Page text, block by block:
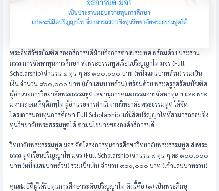
พระสิทธิวัชรบัณฑิต รองอธิการบดีฝ่ายกิจการต่างประเทศ พร้อมด้วย ประธาน
กรรมการจัดหาทุนการศึกษา ส่งพระธรรมทูตเรียนปริญญาโท มจร (Full
Scholarship) จำนวน ๙ ทุน ๆ ละ ๑๐๐,๐๐๐ บาท (หนึ่งแสนบาทถ้วน) รวมเป็น
เงิน จำนวน ๙๐๐,๐๐๐ บาท (เก้าแสนบาทถ้วน) พร้อมด้วย พระครูสุตรัตนบัณฑิต
ผู้อำนวยการวิทยาลัยพระธรรมทูต เลขานุการคณะกรรมการจัดหาทุน ฯ และ พระ
มหากฤษณ กิตฺติภทฺโท ผู้อำนวยการสำนักงานวิทยาลัยพระธรรมทูต ได้จัด
โครงการมอบทุนการศึกษา Full Scholarship แก่นิสิตปริญญาโทที่สามารถสอบชิง
ทุนวิทยาลัยพระธรรมทูตได้ ตามนโยบายขององค์อธิการบดี
วิทยาลัยพระธรรมทูต มจร จัดโครงการทุนการศึกษาวิทยาลัยพระธรรมทูต ส่งพระ
ธรรมทูตเรียนปริญญาโท มจร (Full Scholarship) จำนวน ๙ ทุน ๆ ละ ๑๐๐,๐๐๐
บาท (หนึ่งแสนบาทถ้วน) รวมเป็นเงิน จำนวน ๙๐๐,๐๐๐ บาท (เก้าแสนบาทถ้วน)
คุณสมบัติผู้ได้รับทุนการศึกษาระดับปริญญาโท ดังนี้คือ (๑) เป็นพระภิกษุ –